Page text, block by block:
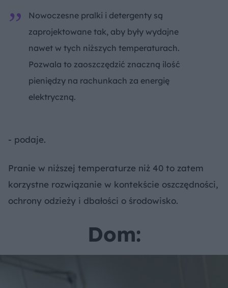
Nowoczesne pralki i detergenty są
zaprojektowane tak, aby były wydajne
nawet w tych niższych temperaturach.
Pozwala to zaoszczędzić znaczną ilość
pieniędzy na rachunkach za energię
elektryczną.
- podaje.
Pranie w niższej temperaturze niż 40 to zatem
korzystne rozwiązanie w kontekście oszczędności,
ochrony odzieży i dbałości o środowisko.
Dom: